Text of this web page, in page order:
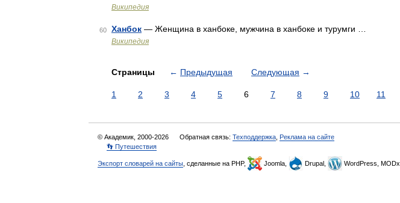
Википедия
60 Ханбок — Женщина в ханбоке, мужчина в ханбоке и турумги …
Википедия
Страницы ← Предыдущая Следующая →
1 2 3 4 5 6 7 8 9 10 11
© Академик, 2000-2026 Обратная связь: Техподдержка Реклама на сайте
👣 Путешествия
Экспорт словарей на сайты , сделанные на PHP, Joomla, Drupal, WordPress, MODx.